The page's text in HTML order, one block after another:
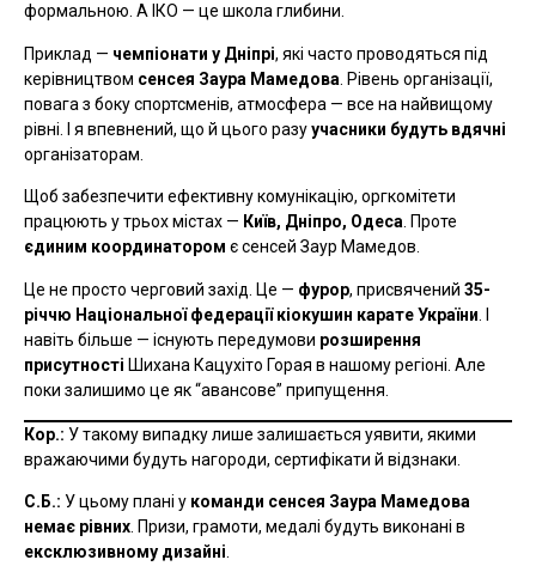
формальною. А ІКО — це школа глибини.
Приклад — чемпіонати у Дніпрі, які часто проводяться під
керівництвом сенсея Заура Мамедова . Рівень організації,
повага з боку спортсменів, атмосфера — все на найвищому
рівні. І я впевнений, що й цього разуучасники будуть вдячні
організаторам.
Щоб забезпечити ефективну комунікацію, оргкомітети
працюють у трьох містах — Київ, Дніпро, Одеса. Проте
єдиним координатором є сенсей Заур Мамедов.
Це не просто черговий захід. Це — фурор, присвячений 35-
річчю Національної федерації кіокушин карате України
навіть більше — існують передумови розширення
присутності Шихана Кацухіто Горая в нашому регіоні. Але
поки залишимо це як “авансове” припущення.
Кор.: У такому випадку лише залишається уявити, якими
вражаючими будуть нагороди, сертифікати й відзнаки.
С.Б.: У цьому плані у команди сенсея Заура Мамедова
немає рівних. Призи, грамоти, медалі будуть виконані в
ексклюзивному дизайні.